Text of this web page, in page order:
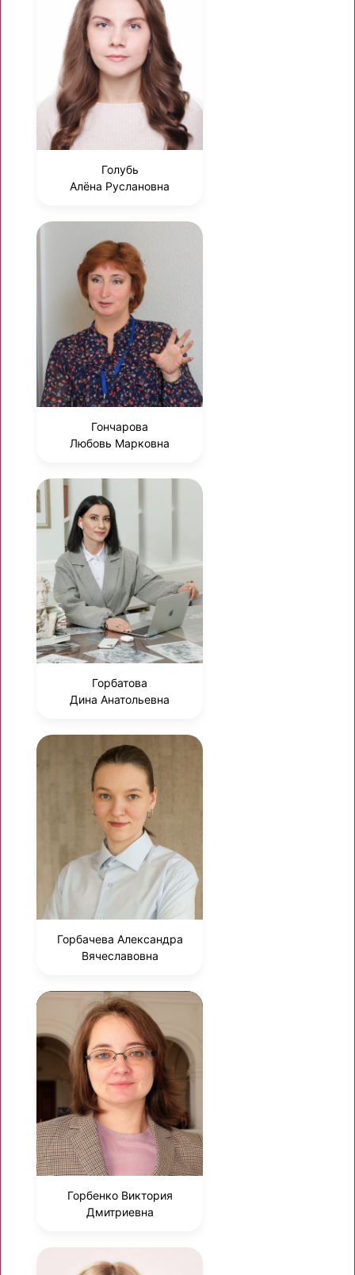
Голубь
Алёна Руслановна
Гончарова
Любовь Марковна
Горбатова
Дина Анатольевна
Горбачева Александра
Вячеславовна
Горбенко Виктория
Дмитриевна